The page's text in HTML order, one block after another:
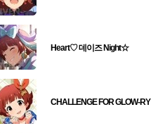
Heart♡ 데이즈 Night☆
CHALLENGE FOR GLOW-RY